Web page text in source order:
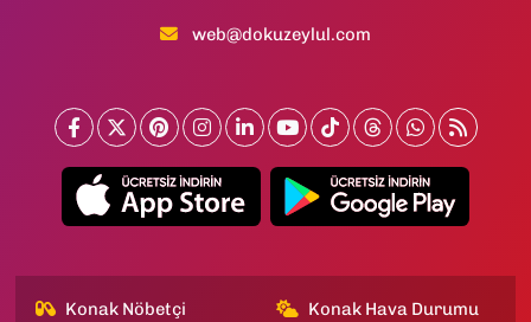
web@dokuzeylul.com
Konak Nöbetçi
Konak Hava Durumu